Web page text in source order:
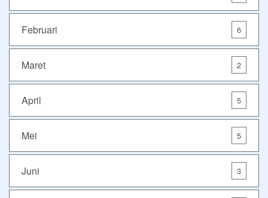
Februari 6
Maret 2
April 5
Mei 5
Juni 3